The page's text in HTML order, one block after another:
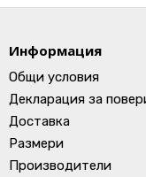
Информация
Общи условия
Декларация за
Доставка
Размери
Производители